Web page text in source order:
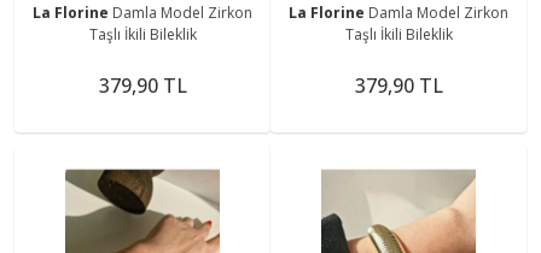
La Florine Damla Model Zirkon
Taşlı İkili Bileklik
379,90 TL
La Florine Damla Model Zirkon
Taşlı İkili Bileklik
379,90 TL